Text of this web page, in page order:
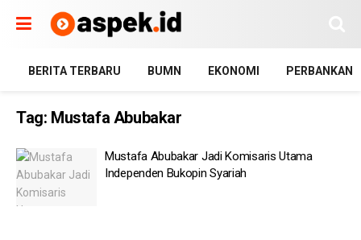
BERITA TERBARU BUMN EKONOMI PERBANKAN
Tag: Mustafa Abubakar
Mustafa Abubakar Jadi Komisaris Utama
Independen Bukopin Syariah